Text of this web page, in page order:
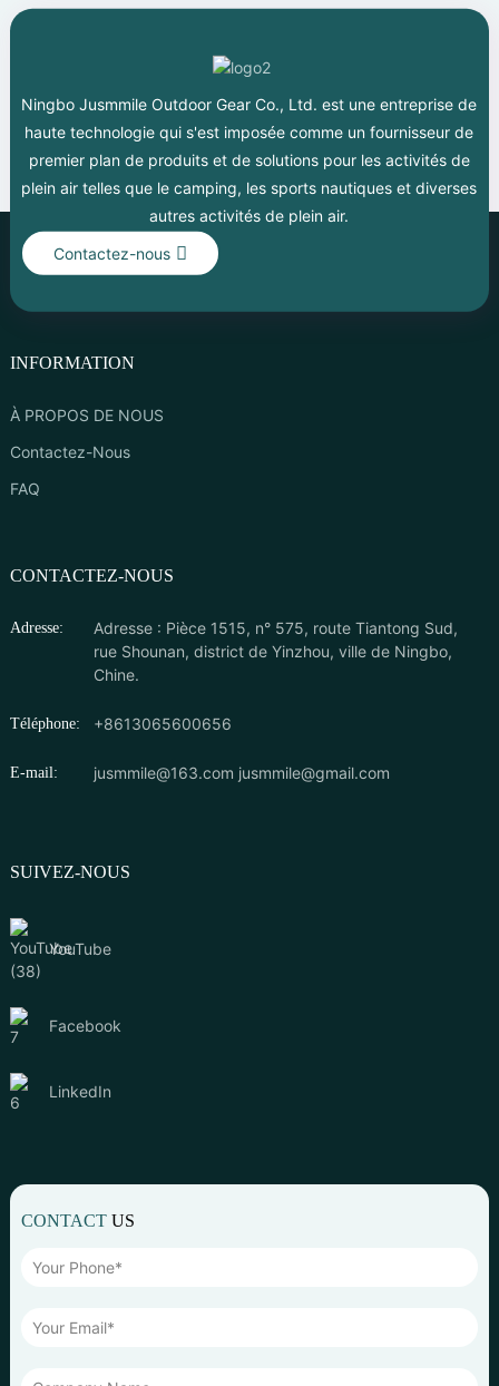
Ningbo Jusmmile Outdoor Gear Co., Ltd. est une entreprise de
haute technologie qui s'est imposée comme un fournisseur de
premier plan de produits et de solutions pour les activités de
plein air telles que le camping, les sports nautiques et diverses
autres activités de plein air.
Contactez-nous
INFORMATION
À PROPOS DE NOUS
Contactez-Nous
FAQ
CONTACTEZ-NOUS
Adresse:
Adresse : Pièce 1515, n° 575, route Tiantong Sud,
rue Shounan, district de Yinzhou, ville de Ningbo,
Chine.
Téléphone: +8613065600656
E-mail: jusmmile@163.com jusmmile@gmail.com
SUIVEZ-NOUS
YouTube
Facebook
LinkedIn
CONTACTUS